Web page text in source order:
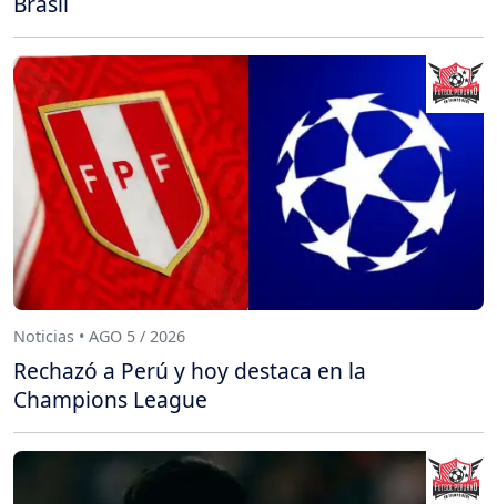
Noticias • AGO 5 / 2026
Rechazó a Perú y hoy destaca en la
Champions League